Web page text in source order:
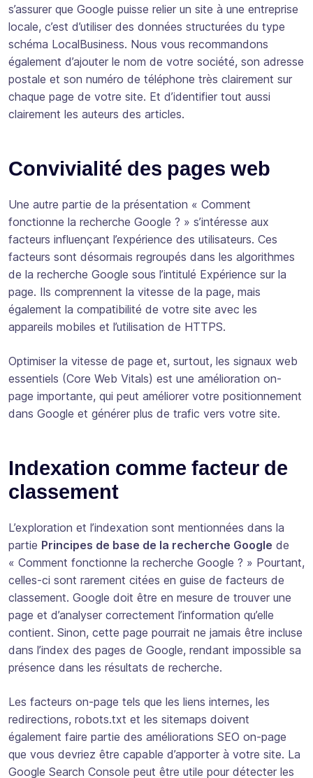
s’assurer que Google puisse relier un site à une entreprise
locale, c’est d’utiliser des données structurées du type
schéma LocalBusiness. Nous vous recommandons
également d’ajouter le nom de votre société, son adresse
postale et son numéro de téléphone très clairement sur
chaque page de votre site. Et d’identifier tout aussi
clairement les auteurs des articles.
Convivialité des pages web
Une autre partie de la présentation « Comment
fonctionne la recherche Google ? » s’intéresse aux
facteurs influençant l’expérience des utilisateurs. Ces
facteurs sont désormais regroupés dans les algorithmes
de la recherche Google sous l’intitulé Expérience sur la
page. Ils comprennent la vitesse de la page, mais
également la compatibilité de votre site avec les
appareils mobiles et l’utilisation de HTTPS.
Optimiser la vitesse de page et, surtout, les signaux web
essentiels (Core Web Vitals) est une amélioration on-
page importante, qui peut améliorer votre positionnement
dans Google et générer plus de trafic vers votre site.
Indexation comme facteur de
classement
L’exploration et l’indexation sont mentionnées dans la
partie Principes de base de la recherche Google de
« Comment fonctionne la recherche Google ? » Pourtant,
celles-ci sont rarement citées en guise de facteurs de
classement. Google doit être en mesure de trouver une
page et d’analyser correctement l’information qu’elle
contient. Sinon, cette page pourrait ne jamais être incluse
dans l’index des pages de Google, rendant impossible sa
présence dans les résultats de recherche.
Les facteurs on-page tels que les liens internes, les
redirections, robots.txt et les sitemaps doivent
également faire partie des améliorations SEO on-page
que vous devriez être capable d’apporter à votre site. La
Google Search Console peut être utile pour détecter les